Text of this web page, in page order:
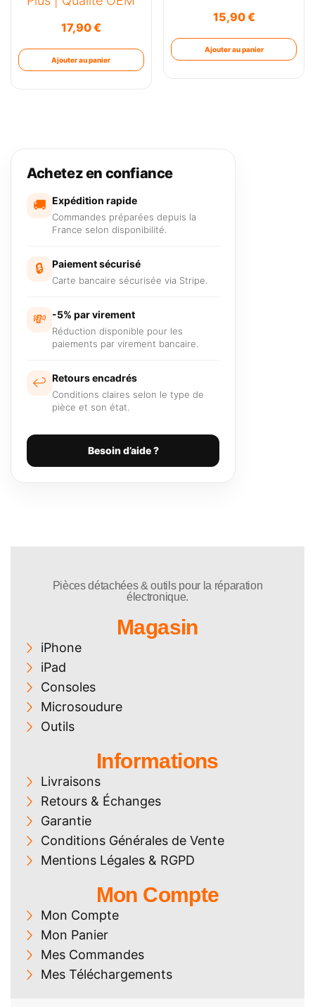
17,90€
Ajouter au panier
15,90€
Ajouter au panier
Achetez en confiance
🚚 Expédition rapide
Commandes préparées depuis la
France selon disponibilité.
🔒 Paiement sécurisé
Carte bancaire sécurisée via Stripe.
💸 -5% par virement
Réduction disponible pour les
paiements par virement bancaire.
↩️ Retours encadrés
Conditions claires selon le type de
pièce et son état.
Besoin d’aide ?
Pièces détachées & outils pour la réparation
électronique.
Magasin
iPhone
iPad
Consoles
Microsoudure
Outils
Informations
Livraisons
Retours & Échanges
Garantie
Conditions Générales de Vente
Mentions Légales & RGPD
Mon Compte
Mon Compte
Mon Panier
Mes Commandes
Mes Téléchargements